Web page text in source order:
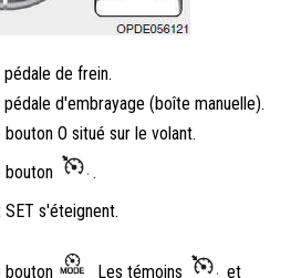
de frein.
d'embrayage (boîte manuelle).
O situé sur le volant.
bouton
.
SET s'éteignent.
bouton Les témoins
et